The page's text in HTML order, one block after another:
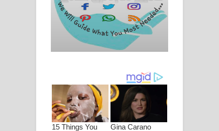
පද පෙළ
DEAR GOD Song Lyrics - ඩියර් ගෝඩ්
ගීතයේ පද පෙළ
මනමාල කතා ගීතයේ පද පෙළ
Dai Dai Lyrics - Shakira, Burna Boy |
2026 football world cup song lyrics